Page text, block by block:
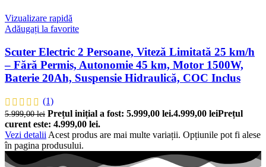
Vizualizare rapidă
Adăugați la favorite
Scuter Electric 2 Persoane, Viteză Limitată 25 km/h
– Fără Permis, Autonomie 45 km, Motor 1500W,
Baterie 20Ah, Suspensie Hidraulică, COC Inclus
(1)
5.999,00lei Prețul inițial a fost: 5.999,00 lei.4.999,00 leiPrețul
curent este: 4.999,00 lei.
Vezi detalii Acest produs are mai multe variații. Opțiunile pot fi alese
în pagina produsului.